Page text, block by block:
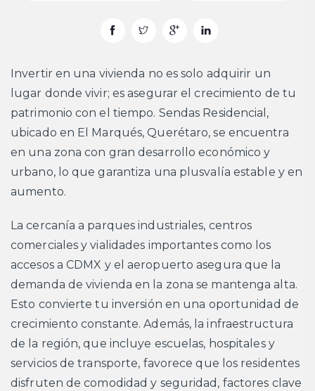
Invertir en una vivienda no es solo adquirir un
lugar donde vivir; es asegurar el crecimiento de tu
patrimonio con el tiempo. Sendas Residencial,
ubicado en El Marqués, Querétaro, se encuentra
en una zona con gran desarrollo económico y
urbano, lo que garantiza una plusvalía estable y en
aumento.
La cercanía a parques industriales, centros
comerciales y vialidades importantes como los
accesos a CDMX y el aeropuerto asegura que la
demanda de vivienda en la zona se mantenga alta.
Esto convierte tu inversión en una oportunidad de
crecimiento constante. Además, la infraestructura
de la región, que incluye escuelas, hospitales y
servicios de transporte, favorece que los residentes
disfruten de comodidad y seguridad, factores clave